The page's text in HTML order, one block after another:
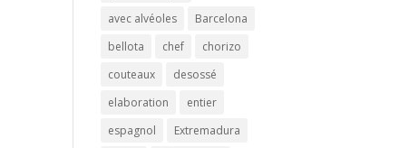
avec alvéoles
Barcelona
bellota
chef
chorizo
couteaux
desossé
elaboration
entier
espagnol
Extremadura